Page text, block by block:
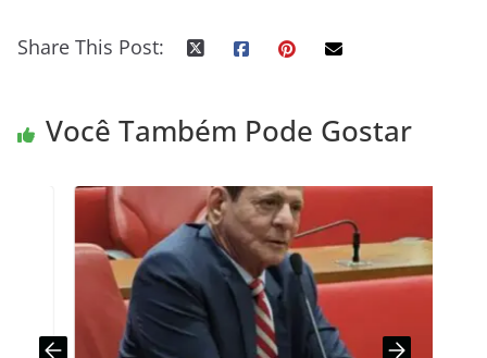
Share This Post:
Você Também Pode Gostar